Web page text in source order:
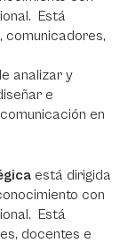
Está
comunicadores,
analizar y
e
en
está dirigida
con
Está
docentes e